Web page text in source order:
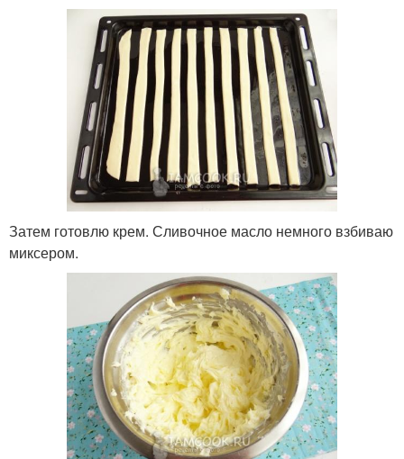
Затем готовлю крем. Сливочное масло немного взбиваю
миксером.